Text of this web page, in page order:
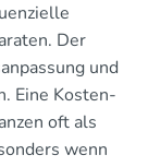
Der
und
Eine Kosten-
oft als
wenn